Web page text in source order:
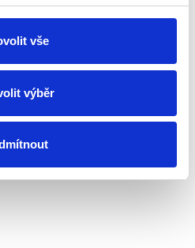
vše
výběr
In den Warenkorb
Nachlaufrelais (3-20
lichtgrau,Aufputz, 12 x120x43mm.
löst den voreingestellten Nachlauf